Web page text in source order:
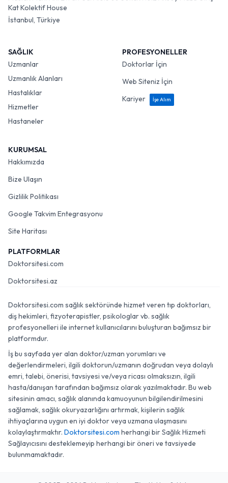
Kat Kolektif House
İstanbul, Türkiye
SAĞLIK
Uzmanlar
Uzmanlık Alanları
Hastalıklar
Hizmetler
Hastaneler
PROFESYONELLER
Doktorlar İçin
Web Siteniz İçin
Kariyer
İşe Alım
KURUMSAL
Hakkımızda
Bize Ulaşın
Gizlilik Politikası
Google Takvim Entegrasyonu
Site Haritası
PLATFORMLAR
Doktorsitesi.com
Doktorsitesi.az
Doktorsitesi.com sağlık sektöründe hizmet veren tıp doktorları,
diş hekimleri, fizyoterapistler, psikologlar vb. sağlık
profesyonelleri ile internet kullanıcılarını buluşturan bağımsız bir
platformdur.
İş bu sayfada yer alan doktor/uzman yorumları ve
değerlendirmeleri, ilgili doktorun/uzmanın doğrudan veya dolaylı
emri, talebi, önerisi, tavsiyesi ve/veya ricası olmaksızın, ilgili
hasta/danışan tarafından bağımsız olarak yazılmaktadır. Bu web
sitesinin amacı, sağlık alanında kamuoyunun bilgilendirilmesini
sağlamak, sağlık okuryazarlığını artırmak, kişilerin sağlık
ihtiyaçlarına uygun en iyi doktor veya uzmana ulaşmasını
kolaylaştırmaktır. Doktorsitesi.com herhangi bir Sağlık Hizmeti
Sağlayıcısını desteklemeyip herhangi bir öneri ve tavsiyede
bulunmamaktadır.